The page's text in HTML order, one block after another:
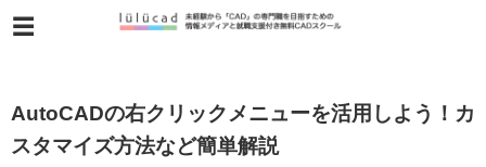
AutoCADの右クリックメニューを活用しよう！カ
スタマイズ方法など簡単解説